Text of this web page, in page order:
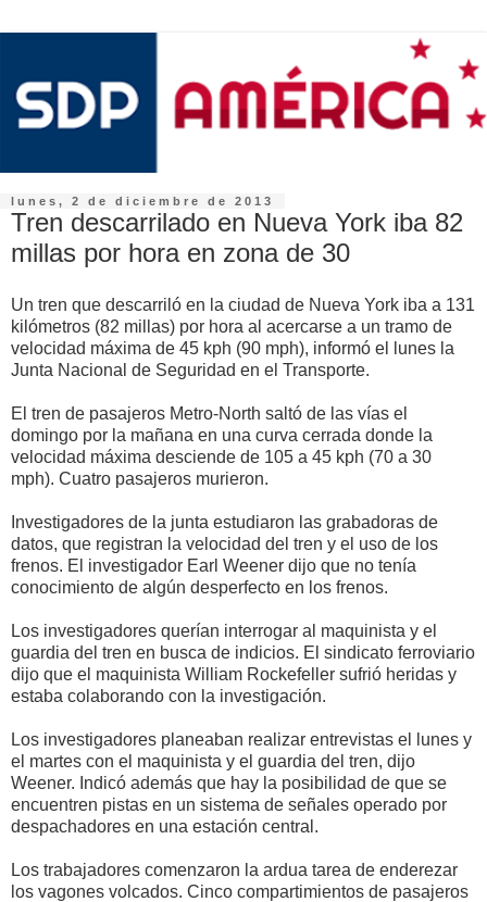
lunes, 2 de diciembre de 2013
Tren descarrilado en Nueva York iba 82
millas por hora en zona de 30
Un tren que descarriló en la ciudad de Nueva York iba a 131
kilómetros (82 millas) por hora al acercarse a un tramo de
velocidad máxima de 45 kph (90 mph), informó el lunes la
Junta Nacional de Seguridad en el Transporte.
El tren de pasajeros Metro-North saltó de las vías el
domingo por la mañana en una curva cerrada donde la
velocidad máxima desciende de 105 a 45 kph (70 a 30
mph). Cuatro pasajeros murieron.
Investigadores de la junta estudiaron las grabadoras de
datos, que registran la velocidad del tren y el uso de los
frenos. El investigador Earl Weener dijo que no tenía
conocimiento de algún desperfecto en los frenos.
Los investigadores querían interrogar al maquinista y el
guardia del tren en busca de indicios. El sindicato ferroviario
dijo que el maquinista William Rockefeller sufrió heridas y
estaba colaborando con la investigación.
Los investigadores planeaban realizar entrevistas el lunes y
el martes con el maquinista y el guardia del tren, dijo
Weener. Indicó además que hay la posibilidad de que se
encuentren pistas en un sistema de señales operado por
despachadores en una estación central.
Los trabajadores comenzaron la ardua tarea de enderezar
los vagones volcados. Cinco compartimientos de pasajeros